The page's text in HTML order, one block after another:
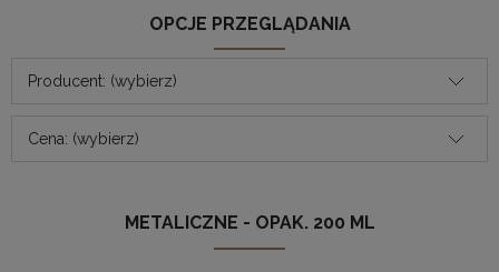
OPCJE PRZEGLĄDANIA
Producent: (wybierz)
Cena: (wybierz)
METALICZNE - OPAK. 200 ML